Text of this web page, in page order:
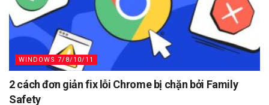
WINDOWS 7/8/10/11
2 cách đơn giản fix lỗi Chrome bị chặn bởi Family
Safety